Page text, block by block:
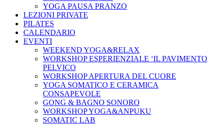
YOGA PAUSA PRANZO
LEZIONI PRIVATE
PILATES
CALENDARIO
EVENTI
WEEKEND YOGA&RELAX
WORKSHOP ESPERIENZIALE ‘IL PAVIMENTO
PELVICO
WORKSHOP APERTURA DEL CUORE
YOGA SOMATICO E CERAMICA
CONSAPEVOLE
GONG & BAGNO SONORO
WORKSHOP YOGA&ANPUKU
SOMATIC LAB